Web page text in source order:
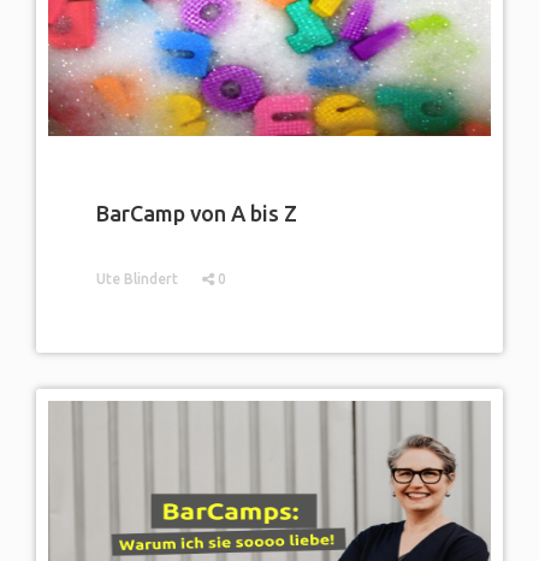
BarCamp von A bis Z
Ute Blindert 0